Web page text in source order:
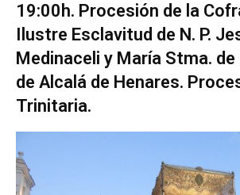
19:00h. Procesión de la
Ilustre Esclavitud de N. P.
Medinaceli y María Stma. de
de Alcalá de Henares.
Trinitaria.